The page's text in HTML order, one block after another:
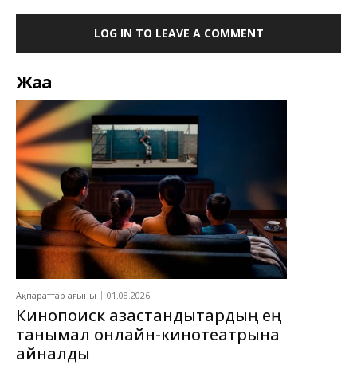
LOG IN TO LEAVE A COMMENT
Жаңа
Ақпараттар ағыны 01.08.2026
Кинопоиск қазақстандықтардың ең
танымал онлайн-кинотеатрына
айналды